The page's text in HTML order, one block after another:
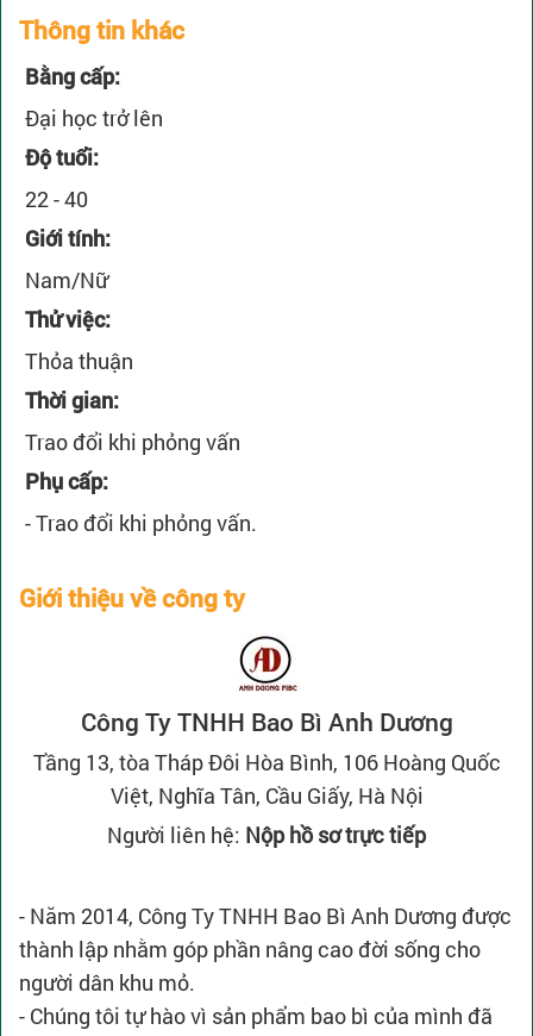
Thông tin khác
Bằng cấp:
Đại học trở lên
Độ tuổi:
22 - 40
Giới tính:
Nam/Nữ
Thử việc:
Thỏa thuận
Thời gian:
Trao đổi khi phỏng vấn
Phụ cấp:
- Trao đổi khi phỏng vấn.
Giới thiệu về công ty
Công Ty TNHH Bao Bì Anh Dương
Tầng 13, tòa Tháp Đôi Hòa Bình, 106 Hoàng Quốc
Việt, Nghĩa Tân, Cầu Giấy, Hà Nội
Người liên hệ: Nộp hồ sơ trực tiếp
- Năm 2014, Công Ty TNHH Bao Bì Anh Dương được
thành lập nhằm góp phần nâng cao đời sống cho
người dân khu mỏ.
- Chúng tôi tự hào vì sản phẩm bao bì của mình đã